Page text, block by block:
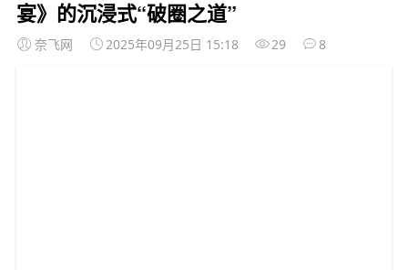
宴》的沉浸式“破圈之道”
奈飞网 2025年09月25日 15:18 29 8